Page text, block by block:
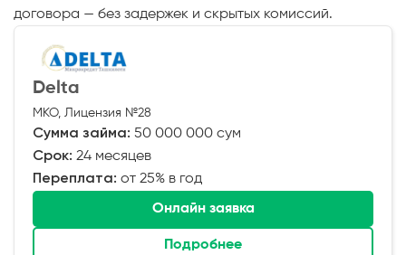
договора — без задержек и скрытых комиссий.
Delta
МКО, Лицензия №28
Сумма займа: 50 000 000 сум
Срок: 24 месяцев
Переплата: от 25% в год
Онлайн заявка
Подробнее